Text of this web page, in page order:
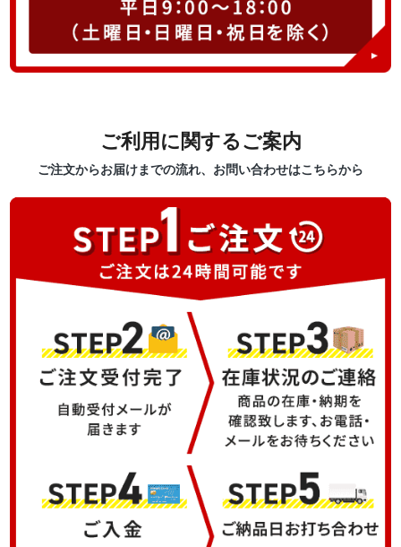
ご利用に関するご案内
ご注文からお届けまでの流れ、お問い合わせはこちらから